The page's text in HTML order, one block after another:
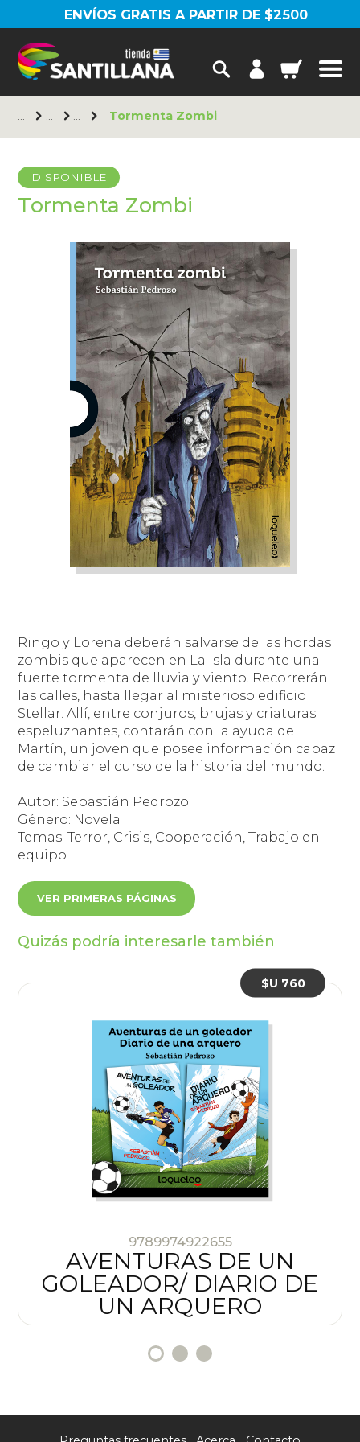
ENVÍOS GRATIS A PARTIR DE $2500
Tormenta Zombi
DISPONIBLE
Tormenta Zombi
Ringo y Lorena deberán salvarse de las hordas
zombis que aparecen en La Isla durante una
fuerte tormenta de lluvia y viento. Recorrerán
las calles, hasta llegar al misterioso edificio
Stellar. Allí, entre conjuros, brujas y criaturas
espeluznantes, contarán con la ayuda de
Martín, un joven que posee información capaz
de cambiar el curso de la historia del mundo.
Autor: Sebastián Pedrozo
Género: Novela
Temas: Terror, Crisis, Cooperación, Trabajo en
equipo
VER PRIMERAS PÁGINAS
Quizás podría interesarle también
9789974922655
AVENTURAS DE UN
GOLEADOR/ DIARIO DE
UN ARQUERO
$U 760